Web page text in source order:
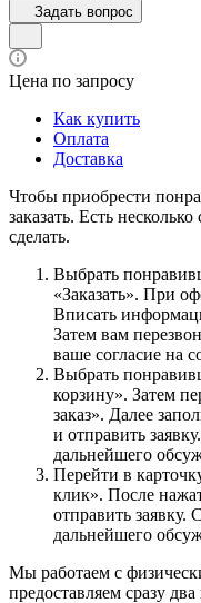
Задать вопрос
Цена по запросу
Как купить
Оплата
Доставка
Чтобы приобрести
заказать. Есть
сделать.
Выбрать
«Заказать». При
Вписать
Затем вам
ваше согласие на
Выбрать
корзину». Затем
заказ». Далее
и отправить
дальнейшего
Перейти в
клик». После
отправить заявку.
дальнейшего
Мы работаем с
предоставляем сразу